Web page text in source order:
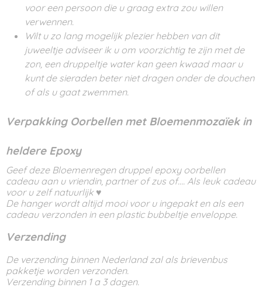
voor een persoon die u graag extra zou willen
verwennen.
Wilt u zo lang mogelijk plezier hebben van dit
juweeltje adviseer ik u om voorzichtig te zijn met de
zon, een druppeltje water kan geen kwaad maar u
kunt de sieraden beter niet dragen onder de douchen
of als u gaat zwemmen.
Verpakking Oorbellen met Bloemenmozaïek in
heldere Epoxy
Geef deze Bloemenregen druppel epoxy oorbellen
cadeau aan u vriendin, partner of zus of.... Als leuk cadeau
voor u zelf natuurlijk ♥
De hanger wordt altijd mooi voor u ingepakt en als een
cadeau verzonden in een plastic bubbeltje enveloppe.
Verzending
De verzending binnen Nederland zal als brievenbus
pakketje worden verzonden.
Verzending binnen 1 a 3 dagen.